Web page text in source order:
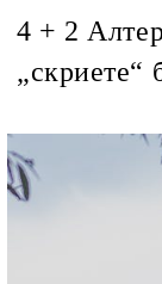
4 + 2
„скриете“